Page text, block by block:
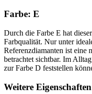
Farbe: E
Durch die Farbe E hat
Farbqualität. Nur unter
Referenzdiamanten ist eine
betrachtet sichtbar. Im
zur Farbe D feststellen
Weitere Eigenschaften